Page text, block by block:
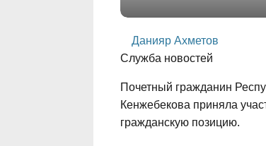
Данияр Ахметов
Служба новостей
Почетный гражданин
Кенжебекова приняла
гражданскую позицию.